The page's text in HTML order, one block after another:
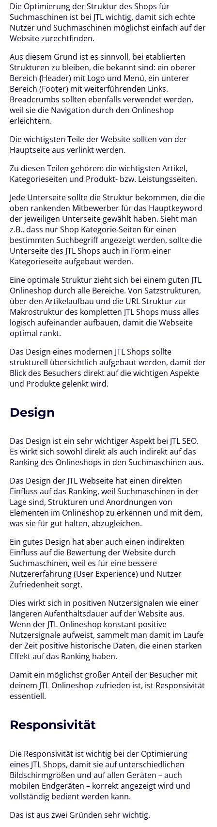
Die Optimierung der Struktur des Shops für
Suchmaschinen ist bei JTL wichtig, damit sich echte
Nutzer und Suchmaschinen möglichst einfach auf der
Website zurechtfinden.
Aus diesem Grund ist es sinnvoll, bei etablierten
Strukturen zu bleiben, die bekannt sind: ein oberer
Bereich (Header) mit Logo und Menü, ein unterer
Bereich (Footer) mit weiterführenden Links.
Breadcrumbs sollten ebenfalls verwendet werden,
weil sie die Navigation durch den Onlineshop
erleichtern.
Die wichtigsten Teile der Website sollten von der
Hauptseite aus verlinkt werden.
Zu diesen Teilen gehören: die wichtigsten Artikel,
Kategorieseiten und Produkt- bzw. Leistungsseiten.
Jede Unterseite sollte die Struktur bekommen, die die
oben rankenden Mitbewerber für das Hauptkeyword
der jeweiligen Unterseite gewählt haben. Sieht man
z.B., dass nur Shop Kategorie-Seiten für einen
bestimmten Suchbegriff angezeigt werden, sollte die
Unterseite des JTL Shops auch in Form einer
Kategorieseite aufgebaut werden.
Eine optimale Struktur zieht sich bei einem guten JTL
Onlineshop durch alle Bereiche. Von Satzstrukturen,
über den Artikelaufbau und die URL Struktur zur
Makrostruktur des kompletten JTL Shops muss alles
logisch aufeinander aufbauen, damit die Webseite
optimal rankt.
Das Design eines modernen JTL Shops sollte
strukturell übersichtlich aufgebaut werden, damit der
Blick des Besuchers direkt auf die wichtigen Aspekte
und Produkte gelenkt wird.
Design
Das Design ist ein sehr wichtiger Aspekt bei JTL SEO.
Es wirkt sich sowohl direkt als auch indirekt auf das
Ranking des Onlineshops in den Suchmaschinen aus.
Das Design der JTL Webseite hat einen direkten
Einfluss auf das Ranking, weil Suchmaschinen in der
Lage sind, Strukturen und Anordnungen von
Elementen im Onlineshop zu erkennen und mit dem,
was sie für gut halten, abzugleichen.
Ein gutes Design hat aber auch einen indirekten
Einfluss auf die Bewertung der Website durch
Suchmaschinen, weil es für eine bessere
Nutzererfahrung (User Experience) und Nutzer
Zufriedenheit sorgt.
Dies wirkt sich in positiven Nutzersignalen wie einer
längeren Aufenthaltsdauer auf der Website aus.
Wenn der JTL Onlineshop konstant positive
Nutzersignale aufweist, sammelt man damit im Laufe
der Zeit positive historische Daten, die einen starken
Effekt auf das Ranking haben.
Damit ein möglichst großer Anteil der Besucher mit
deinem JTL Onlineshop zufrieden ist, ist Responsivität
essentiell.
Responsivität
Die Responsivität ist wichtig bei der Optimierung
eines JTL Shops, damit sie auf unterschiedlichen
Bildschirmgrößen und auf allen Geräten – auch
mobilen Endgeräten – korrekt angezeigt wird und
vollständig bedient werden kann.
Das ist aus zwei Gründen sehr wichtig.